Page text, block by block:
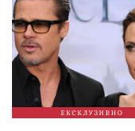
ЕКСКЛУЗИВНО